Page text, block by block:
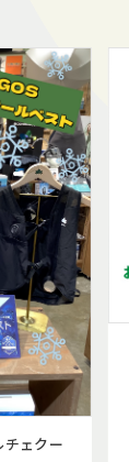
チェクー